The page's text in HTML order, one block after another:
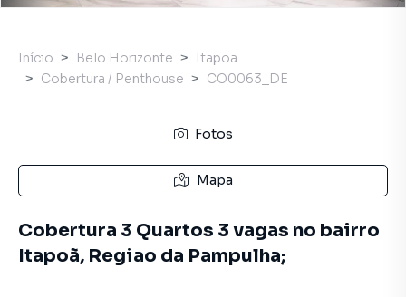
Início Belo Horizonte
Itapoã
Cobertura / Penthouse
CO0063_DE
Fotos
Mapa
Cobertura 3 Quartos 3 vagas no bairro
Itapoã, Regiao da Pampulha;